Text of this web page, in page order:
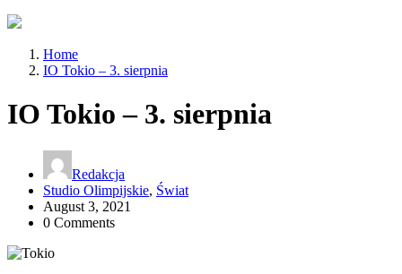
Home
IO Tokio – 3. sierpnia
IO Tokio – 3. sierpnia
Redakcja
Studio Olimpijskie, Świat
August 3, 2021
0 Comments